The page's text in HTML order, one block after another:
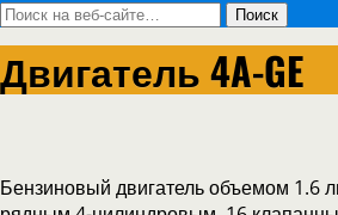
Двигатель 4A-GE
Бензиновый двигатель объемом 1.6